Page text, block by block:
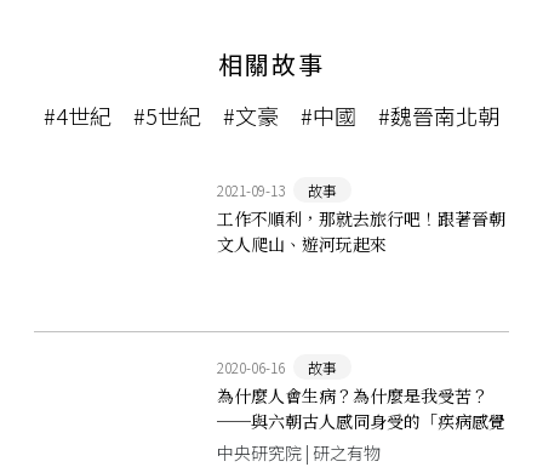
相關故事
#4世紀 #5世紀 #文豪 #中國 #魏晉南北朝
2021-09-13 故事
工作不順利，那就去旅行吧！跟著晉朝
文人爬山、遊河玩起來
2020-06-16 故事
為什麼人會生病？為什麼是我受苦？
──與六朝古人感同身受的「疾病感覺
地圖」
中央研究院 | 研之有物